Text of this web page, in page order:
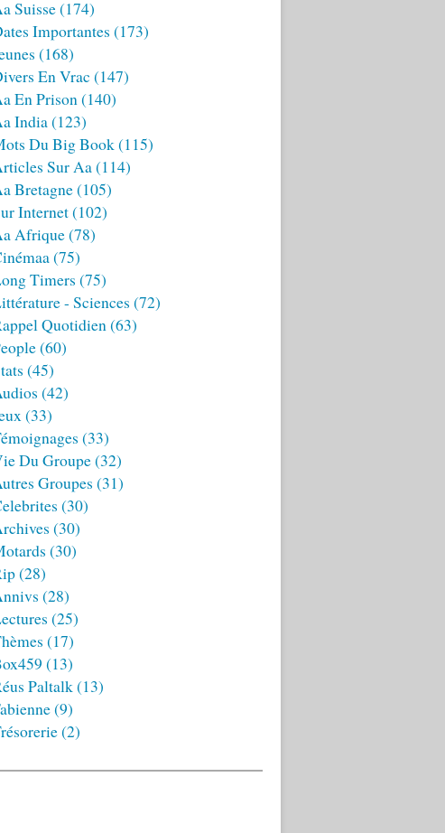
Suisse(174)
Importantes (173)
(168)
En Vrac (147)
En Prison(140)
India(123)
Du Big Book(115)
Sur Aa(114)
Bretagne(105)
Internet(102)
Afrique(78)
(75)
Timers (75)
- Sciences (72)
Quotidien(63)
(60)
(45)
(42)
(33)
(33)
Du Groupe(32)
Groupes (31)
(30)
(30)
(30)
(28)
(28)
(25)
(17)
(13)
Paltalk(13)
(9)
(2)